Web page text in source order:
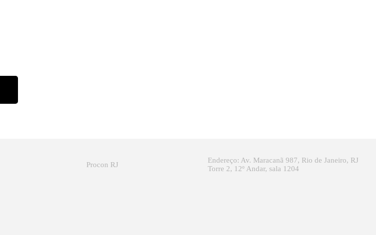
Procon RJ
Endereço: Av. Maracanã 987, Rio de Janeiro, RJ
Torre 2, 12º Andar, sala 1204